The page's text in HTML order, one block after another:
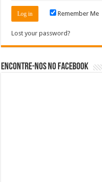
Remember Me
Lost your password?
Encontre-nos no Facebook